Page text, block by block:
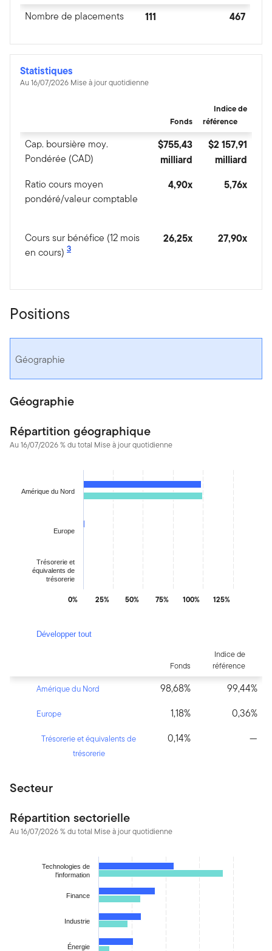
Nombre de placements 111 467
Statistiques
Au 16/07/2026 Mise à jour quotidienne
Fonds
Indice de
référence
Cap. boursière moy.
Pondérée (CAD)
$755,43
milliard
$2 157,91
milliard
Ratio cours moyen
pondéré/valeur comptable
4,90x 5,76x
Cours sur bénéfice (12 mois
en cours) 3
26,25x 27,90x
Positions
Géographie
Géographie
Répartition géographique
Au 16/07/2026 % du total Mise à jour quotidienne
Bar chart with 2 data series.
The chart has 1 X axis displaying categories.
The chart has 1 Y axis displaying values. Data ranges from
Amérique du Nord
Europe
Trésorerie et
équivalents de
trésorerie
0% 100%
25% 50% 75% 125%
Développer tout
Fonds
Indice de
référence
Amérique du Nord
98,68% 99,44%
Europe 1,18% 0,36%
Trésorerie et équivalents de
trésorerie
0,14% —
Secteur
Répartition sectorielle
Au 16/07/2026 % du total Mise à jour quotidienne
Bar chart with 2 data series.
The chart has 1 X axis displaying categories.
The chart has 1 Y axis displaying values. Data ranges from
Technologies de
l'information
Finance
Industrie
Énergie